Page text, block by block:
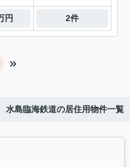
円 2件
水島臨海鉄道の居住用物件一覧